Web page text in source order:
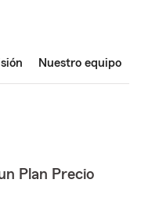
Nuestro equipo
Plan Precio